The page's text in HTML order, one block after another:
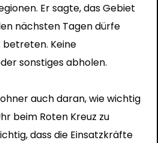
Er sagte, das Gebiet
nächsten Tagen dürfe
Keine
sonstiges abholen.
auch daran, wie wichtig
beim Roten Kreuz zu
dass die Einsatzkräfte